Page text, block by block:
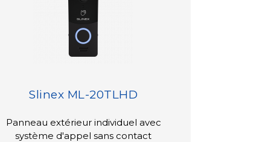
Slinex ML-20TLHD
Panneau extérieur individuel avec
système d'appel sans contact